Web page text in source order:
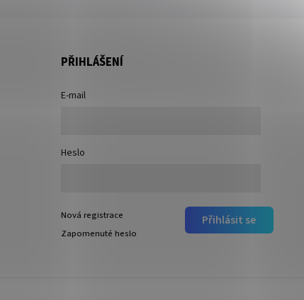
PŘIHLÁŠENÍ
E-mail
Heslo
Přihlásit se
Nová registrace
Zapomenuté heslo